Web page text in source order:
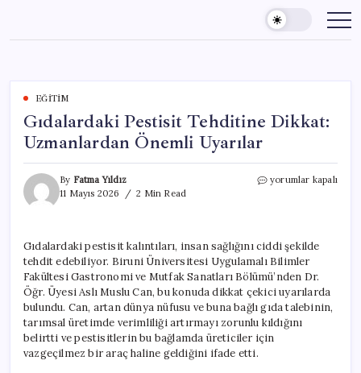
content
EĞITIM
Gıdalardaki Pestisit Tehditine Dikkat:
Uzmanlardan Önemli Uyarılar
By Fatma Yıldız
11 Mayıs 2026
2 Min Read
Gıdalardaki
Önemli
Uyarılar
için
yorumlar kapalı
Gıdalardaki pestisit kalıntıları, insan sağlığını ciddi şekilde
tehdit edebiliyor. Biruni Üniversitesi Uygulamalı Bilimler
Fakültesi Gastronomi ve Mutfak Sanatları Bölümü’nden Dr.
Öğr. Üyesi Aslı Muslu Can, bu konuda dikkat çekici uyarılarda
bulundu. Can, artan dünya nüfusu ve buna bağlı gıda talebinin,
tarımsal üretimde verimliliği artırmayı zorunlu kıldığını
belirtti ve pestisitlerin bu bağlamda üreticiler için
vazgeçilmez bir araç haline geldiğini ifade etti.